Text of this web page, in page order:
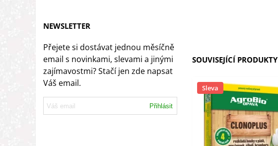
NEWSLETTER
Přejete si dostávat jednou měsíčně
email s novinkami, slevami a jinými
zajímavostmi? Stačí jen zde napsat
Váš email.
Přihlásit
SOUVISEJÍCÍ PRODUKTY
Sleva